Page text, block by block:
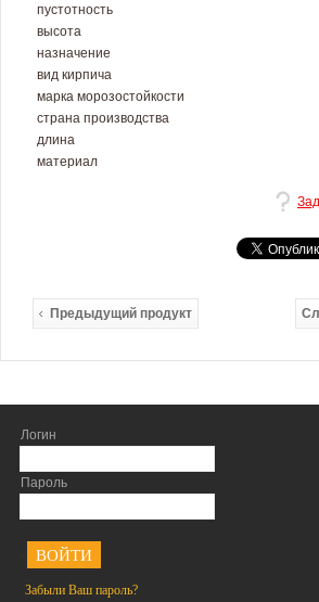
Логин
Пароль
Забыли Ваш пароль?
пустотность
высота
назначение
вид кирпича
марка морозостойкости
страна производства
длина
материал
Предыдущий продукт